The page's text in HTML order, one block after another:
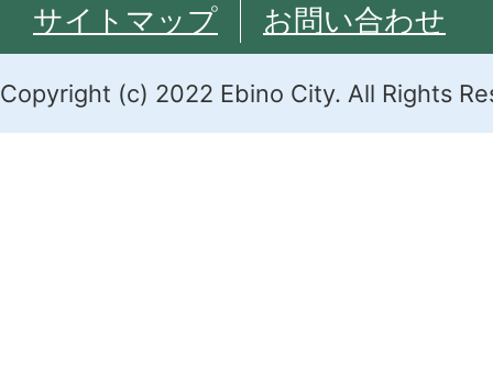
サイトマップ
お問い合わせ
Copyright (c) 2022 Ebino City. All Rights